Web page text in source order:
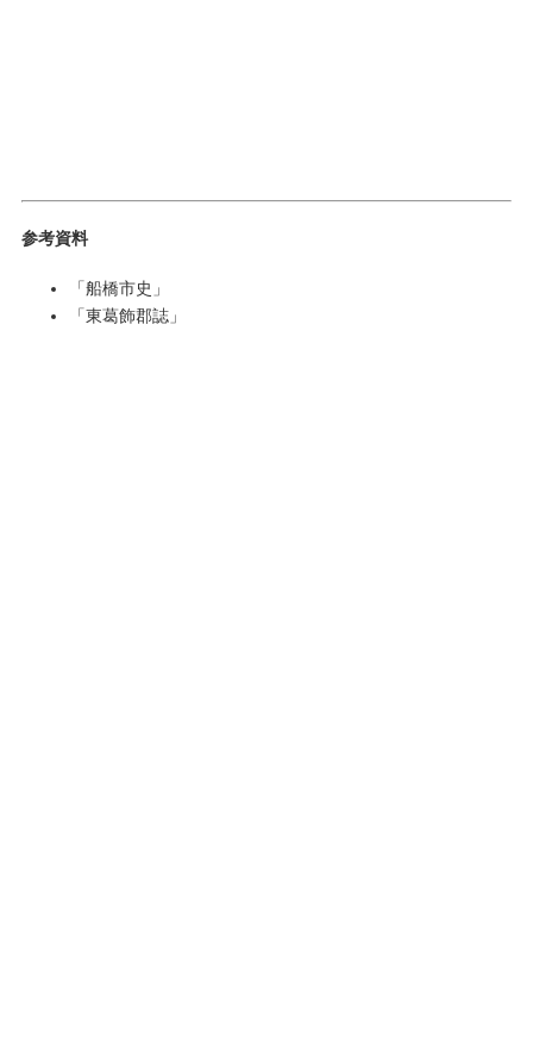
参考資料
「船橋市史」
「東葛飾郡誌」